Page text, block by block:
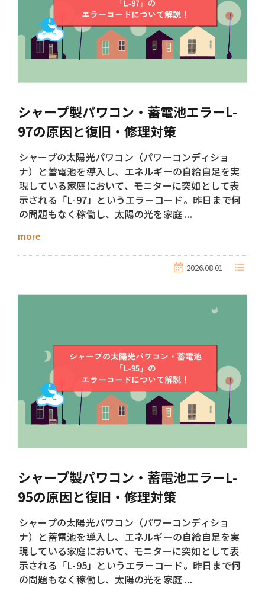
シャープ製パワコン・蓄電池エラーL-
97の原因と復旧・修理対策
シャープの太陽光パワコン（パワーコンディショ
ナ）と蓄電池を導入し、エネルギーの自給自足を実
現している家庭において、モニターに突如として表
示される「L-97」というエラーコード。昨日まで何
の問題もなく稼働し、太陽の光を家庭 ...
more
2026.08.01
シャープ製パワコン・蓄電池エラーL-
95の原因と復旧・修理対策
シャープの太陽光パワコン（パワーコンディショ
ナ）と蓄電池を導入し、エネルギーの自給自足を実
現している家庭において、モニターに突如として表
示される「L-95」というエラーコード。昨日まで何
の問題もなく稼働し、太陽の光を家庭 ...